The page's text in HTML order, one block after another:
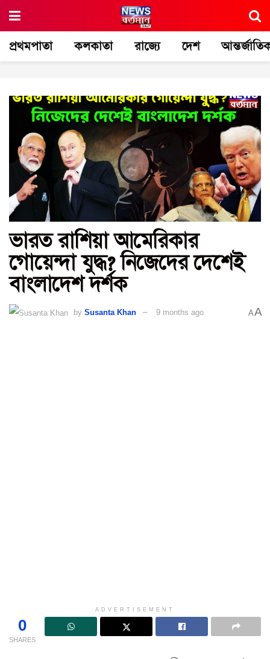
প্রথমপাতা কলকাতা রাজ্যে দেশ
ভারত রাশিয়া আমেরিকার
গোয়েন্দা যুদ্ধ? নিজেদের দেশেই
বাংলাদেশ দর্শক
by Susanta Khan 9 months ago AA
ADVERTISEMENT
0
SHARES